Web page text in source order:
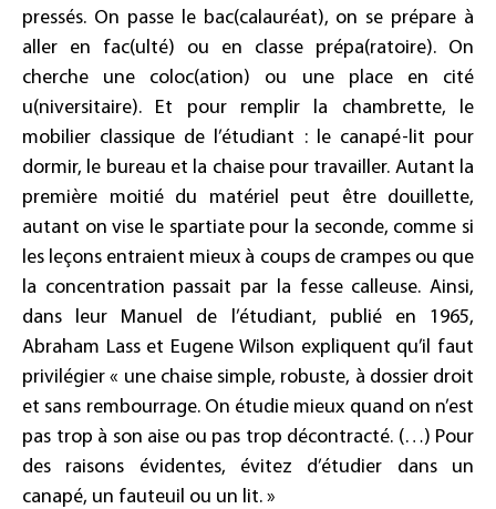
pressés. On passe le bac(calauréat), on se prépare à
aller en fac(ulté) ou en classe prépa(ratoire). On
cherche une coloc(ation) ou une place en cité
u(niversitaire). Et pour remplir la chambrette, le
mobilier classique de l’étudiant : le canapé-lit pour
dormir, le bureau et la chaise pour travailler. Autant la
première moitié du matériel peut être douillette,
autant on vise le spartiate pour la seconde, comme si
les leçons entraient mieux à coups de crampes ou que
la concentration passait par la fesse calleuse. Ainsi,
dans leur Manuel de l’étudiant, publié en 1965,
Abraham Lass et Eugene Wilson expliquent qu’il faut
privilégier « une chaise simple, robuste, à dossier droit
et sans rembourrage. On étudie mieux quand on n’est
pas trop à son aise ou pas trop décontracté. (…) Pour
des raisons évidentes, évitez d’étudier dans un
canapé, un fauteuil ou un lit. »